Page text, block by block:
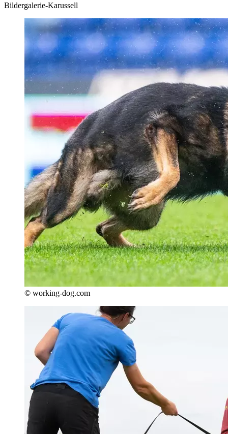
Bildergalerie-Karussell
© working-dog.com